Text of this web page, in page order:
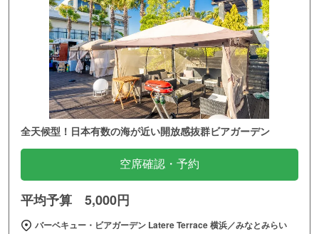
全天候型！日本有数の海が近い開放感抜群ビアガーデン
空席確認・予約
平均予算 5,000円
バーベキュー・ビアガーデン Latere Terrace 横浜／みなとみらい